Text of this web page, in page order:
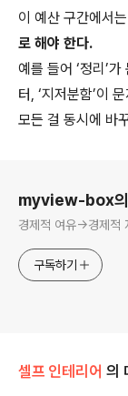
이 예산 구간에서는
로 해야 한다.
예를 들어 ‘정리’
터, ‘지저분함’이
모든 걸 동시에 바
myview-box의
경제적 여유->경제적
구독하기
셀프 인테리어 의